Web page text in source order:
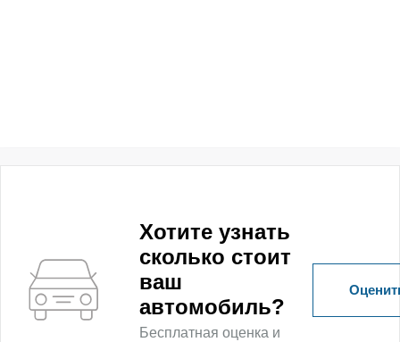
Хотите узнать
сколько стоит
ваш
автомобиль?
Бесплатная оценка и